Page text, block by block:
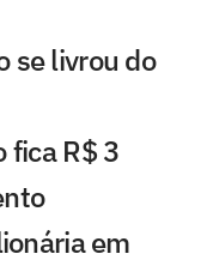
se livrou do
fica R$ 3
em